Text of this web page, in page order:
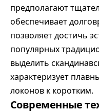
предполагают
обеспечивает
позволяет достичь
популярных
выделить
характеризует
локонов к коротким.
Современные